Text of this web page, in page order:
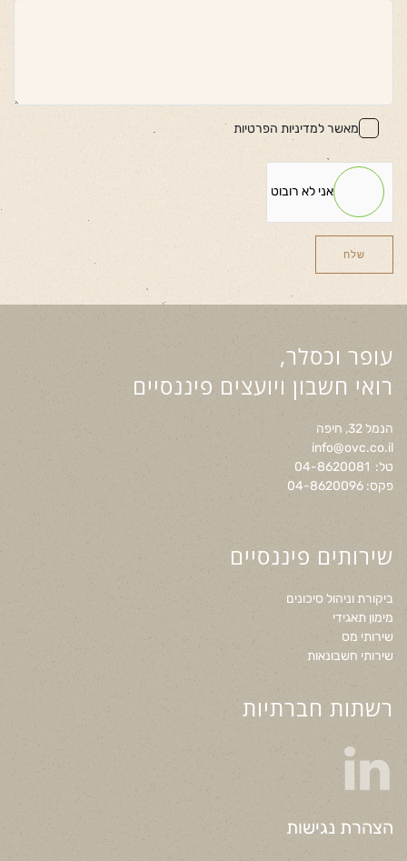
מאשרלמדיניות הפרטיות
אני לא רובוט
שלח
עופר וכסלר,
רואי חשבון ויועצים פיננסיים
הנמל 32, חיפה
info@ovc.co.il
טל: 04-8620081
פקס: 04-8620096
שירותים פיננסיים
ביקורת וניהול סיכונים
מימון תאגידי
שירותי מס
שירותי חשבונאות
רשתות חברתיות
הצהרת נגישות